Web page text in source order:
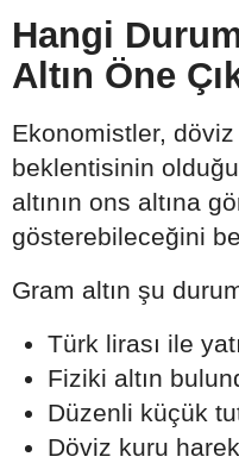
Hangi
Altın Öne
Ekonomistler,
beklentisinin
altının ons altına
gösterebileceğini
Gram altın şu
Türk lirası ile
Fiziki altın
Düzenli küçük
Döviz kuru